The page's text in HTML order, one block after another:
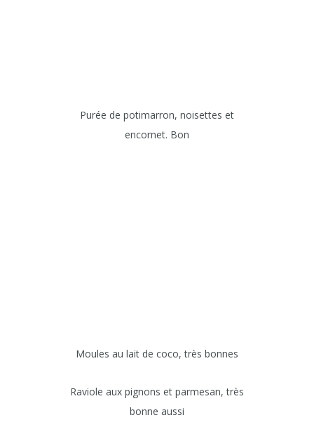
Purée de potimarron, noisettes et
encornet. Bon
Moules au lait de coco, très bonnes
Raviole aux pignons et parmesan, très
bonne aussi